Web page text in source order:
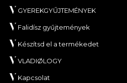
GYEREKGYŰJTEMÉNYEK
Falidísz gyűjtemények
Készítsd el a termékedet
VLADIØLOGY
Kapcsolat